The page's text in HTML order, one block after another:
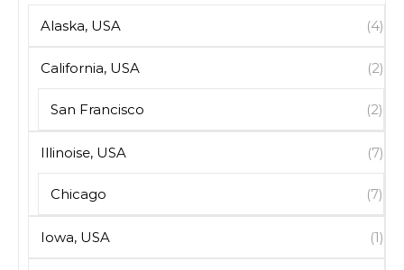
Alaska, USA (4)
California, USA (2)
San Francisco (2)
Illinoise, USA (7)
Chicago (7)
Iowa, USA (1)